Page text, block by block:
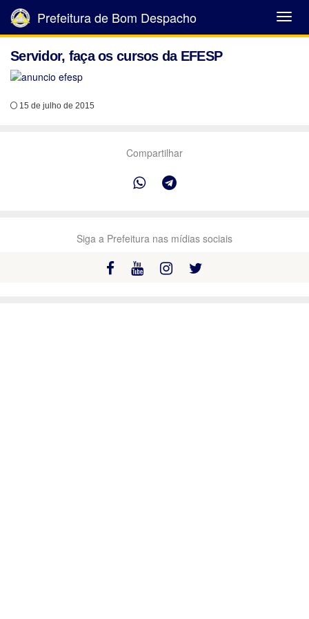
Abrir
Menu
Prefeitura de Bom Despacho
Servidor, faça os cursos da EFESP
15 de julho de 2015
Compartilhar
Siga a Prefeitura nas mídias sociais